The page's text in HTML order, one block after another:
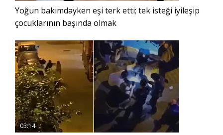
Yoğun bakımdayken eşi terk etti; tek isteği iyileşip
çocuklarının başında olmak
03:14